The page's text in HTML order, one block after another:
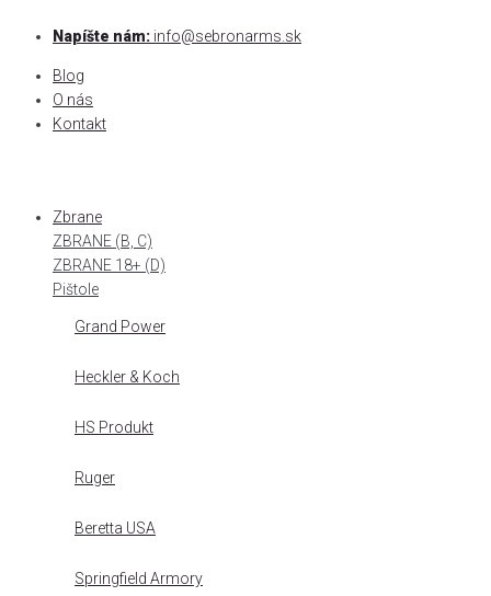
content
Napíšte nám: info@sebronarms.sk
Blog
O nás
Kontakt
Zbrane
ZBRANE (B, C)
ZBRANE 18+ (D)
Pištole
Grand Power
Heckler & Koch
HS Produkt
Ruger
Beretta USA
Springfield Armory